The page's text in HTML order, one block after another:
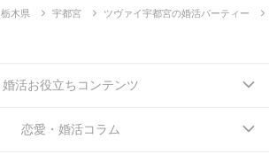
栃木県 宇都宮 ツヴァイ宇都宮の婚活パーティー
婚活お役立ちコンテンツ
恋愛・婚活コラム